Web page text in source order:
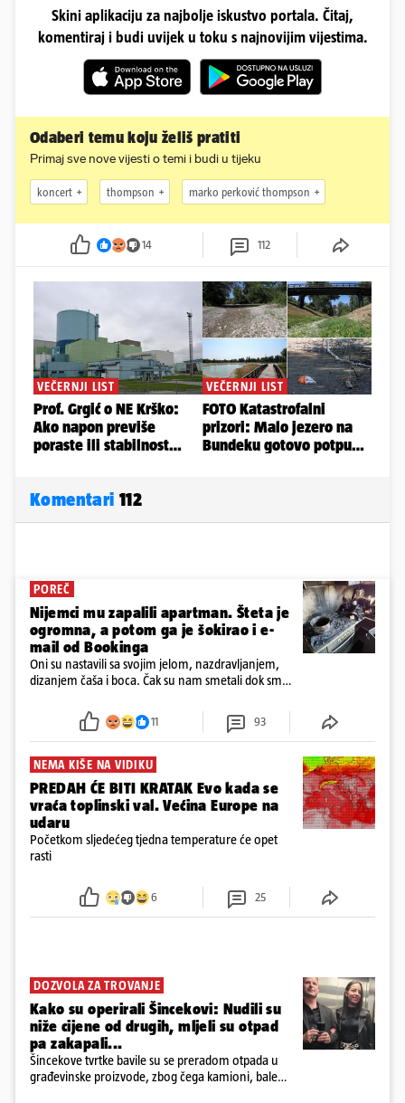
Skini aplikaciju za najbolje iskustvo portala. Čitaj,
komentiraj i budi uvijek u toku s najnovijim vijestima.
Odaberi temu koju želiš pratiti
Primaj sve nove vijesti o temi i budi u tijeku
koncert thompson marko perković thompson
14 112
Komentari 112
POREČ
Nijemci mu zapalili apartman. Šteta je
ogromna, a potom ga je šokirao i e-
mail od Bookinga
Oni su nastavili sa svojim jelom, nazdravljanjem,
dizanjem čaša i boca. Čak su nam smetali dok smo
požar, rekao je vlasnik
11 93
NEMA KIŠE NA VIDIKU
PREDAH ĆE BITI KRATAK Evo kada se
vraća toplinski val. Većina Europe na
udaru
Početkom sljedećeg tjedna temperature će opet
rasti
6 25
DOZVOLA ZA TROVANJE
Kako su operirali Šincekovi: Nudili su
niže cijene od drugih, mljeli su otpad
pa zakapali...
Šincekove tvrtke bavile su se preradom otpada u
građevinske proizvode, zbog čega kamioni, bale